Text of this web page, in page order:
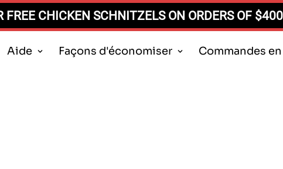
FREE CHICKEN SCHNITZELS ON ORDERS OF
Aide Façons d'économiser Commandes